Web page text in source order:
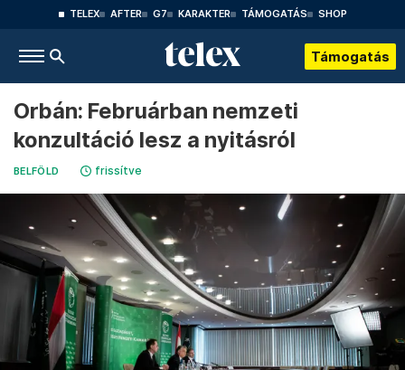
TELEX AFTER G7 KARAKTER TÁMOGATÁS SHOP
Támogatás
Orbán: Februárban nemzeti
konzultáció lesz a nyitásról
BELFÖLD frissítve